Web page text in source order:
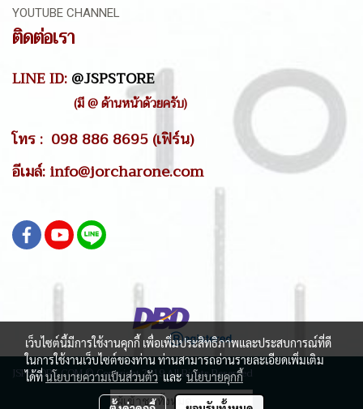
YOUTUBE CHANNEL
ติดต่อเรา
LINE ID:@JSPSTORE
(มี @ ด้านหน้าด้วยครับ)
โทร : 098 886 8695 (เฟิร์น)
อีเมล์: info@jorcharone.com
JSPSTORE.COM © Copyright 2019 All Rights Reserved
ผู้เข้าชมวันนี้ 24,450
เว็บไซต์นี้มีการใช้งานคุกกี้ เพื่อเพิ่มประสิทธิภาพและประสบการณ์ที่ดี
ในการใช้งานเว็บไซต์ของท่าน ท่านสามารถอ่านรายละเอียดเพิ่มเติม
ได้ที่นโยบายความเป็นส่วนตัวและนโยบายคุกกี้